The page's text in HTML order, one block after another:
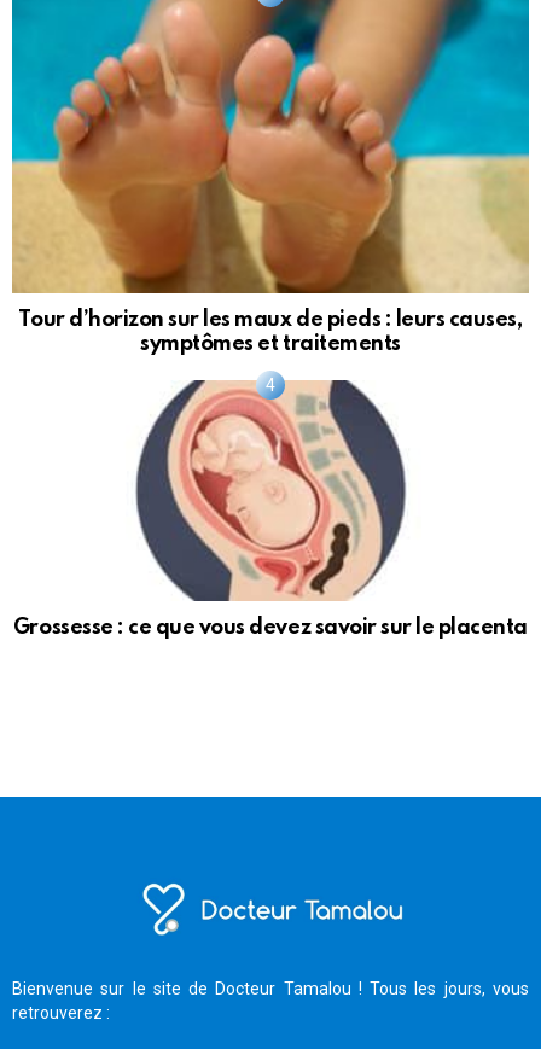
Tour d’horizon sur les maux de pieds : leurs causes,
symptômes et traitements
Grossesse : ce que vous devez savoir sur le placenta
Bienvenue sur le site de Docteur Tamalou ! Tous les jours, vous
retrouverez :